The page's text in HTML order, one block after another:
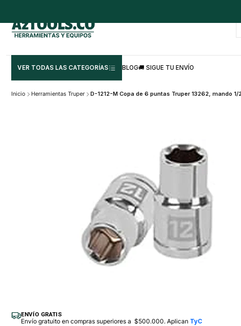
VER TODAS LAS CATEGORÍAS BLOG🚚 SIGUE TU ENVÍO
Inicio Herramientas Truper D-1212-M Copa de 6 puntas Truper 13262, mando 1/
ENVÍO GRATIS
Envío gratuito en compras superiores a $500.000. Aplican TyC